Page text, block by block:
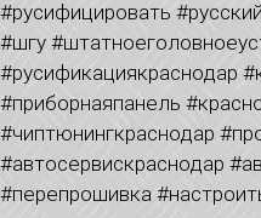
#русифицировать
#шгу
#русификациякраснодар
#приборнаяпанель
#чиптюнингкраснодар
#автосервискраснодар
#перепрошивка